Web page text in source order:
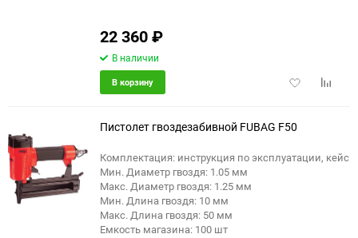
22 360₽
В наличии
Добавить
В корзину
Пистолет гвоздезабивной FUBAG F50
Комплектация: инструкция по эксплуатации, кейс
Мин. Диаметр гвоздя: 1.05 мм
Макс. Диаметр гвоздя: 1.25 мм
Мин. Длина гвоздя: 10 мм
Макс. Длина гвоздя: 50 мм
Емкость магазина: 100 шт